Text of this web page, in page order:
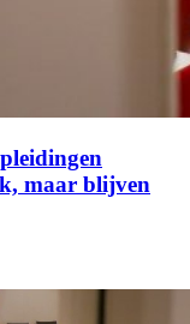
maar blijven